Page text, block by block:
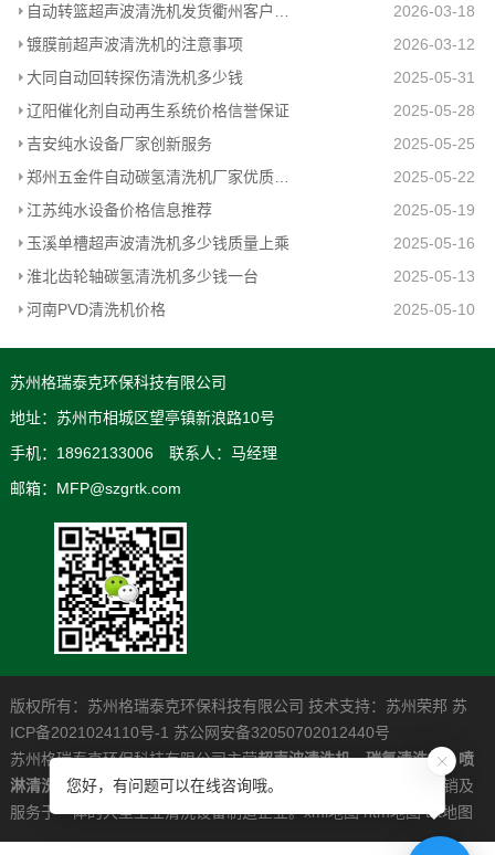
2026-03-18
镀膜前超声波清洗机的注意事项
2026-03-12
大同自动回转探伤清洗机多少钱
2025-05-31
辽阳催化剂自动再生系统价格信誉保证
2025-05-28
吉安纯水设备厂家创新服务
2025-05-25
郑州五金件自动碳氢清洗机厂家优质推荐
2025-05-22
江苏纯水设备价格信息推荐
2025-05-19
玉溪单槽超声波清洗机多少钱质量上乘
2025-05-16
淮北齿轮轴碳氢清洗机多少钱一台
2025-05-13
河南PVD清洗机价格
2025-05-10
苏州格瑞泰克环保科技有限公司
地址：苏州市相城区望亭镇新浪路10号
手机：18962133006 联系人：马经理
邮箱：MFP@szgrtk.com
版权所有：苏州格瑞泰克环保科技有限公司 技术支持： 苏州荣邦 苏
ICP备2021024110号-1 苏公网安备32050702012440号
苏州格瑞泰克环保科技有限公司主营超声波清洗机，碳氢清洗机，喷
淋清洗机，是一家专业从事高清洁度问题解决系统的研发制造营销及
服务于一体的大型工业清洗设备制造企业。xml地图 htm地图 txt地图
您好，有问题可以在线咨询哦。